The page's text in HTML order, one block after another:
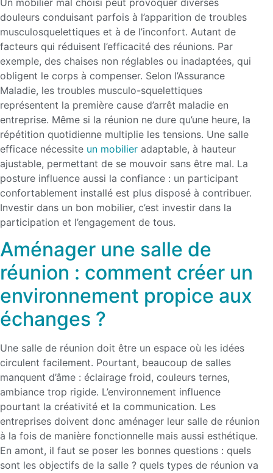
douleurs conduisant parfois à l’apparition de troubles
musculosquelettiques et à de l’inconfort. Autant de
facteurs qui réduisent l’efficacité des réunions. Par
exemple, des chaises non réglables ou inadaptées, qui
obligent le corps à compenser. Selon l’Assurance
Maladie, les troubles musculo-squelettiques
représentent la première cause d’arrêt maladie en
entreprise. Même si la réunion ne dure qu’une heure, la
répétition quotidienne multiplie les tensions. Une salle
efficace nécessite un mobilier adaptable, à hauteur
ajustable, permettant de se mouvoir sans être mal. La
posture influence aussi la confiance : un participant
confortablement installé est plus disposé à contribuer.
Investir dans un bon mobilier, c’est investir dans la
participation et l’engagement de tous.
Aménager une salle de
réunion : comment créer un
environnement propice aux
échanges ?
Une salle de réunion doit être un espace où les idées
circulent facilement. Pourtant, beaucoup de salles
manquent d’âme : éclairage froid, couleurs ternes,
ambiance trop rigide. L’environnement influence
pourtant la créativité et la communication. Les
entreprises doivent donc aménager leur salle de réunion
à la fois de manière fonctionnelle mais aussi esthétique.
En amont, il faut se poser les bonnes questions : quels
sont les objectifs de la salle ? quels types de réunion va